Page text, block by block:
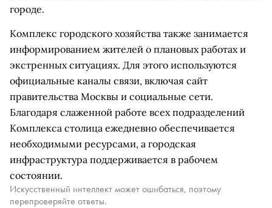
городе.
Комплекс городского хозяйства также занимается
информированием жителей о плановых работах и
экстренных ситуациях. Для этого используются
официальные каналы связи, включая сайт
правительства Москвы и социальные сети.
Благодаря слаженной работе всех подразделений
Комплекса столица ежедневно обеспечивается
необходимыми ресурсами, а городская
инфраструктура поддерживается в рабочем
состоянии.
Искусственный интеллект может ошибаться, поэтому
перепроверяйте ответы.